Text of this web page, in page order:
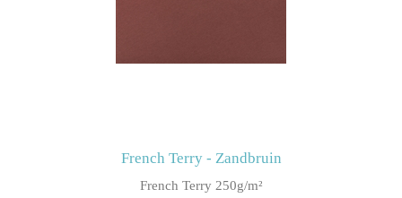
French Terry - Zandbruin
French Terry 250g/m²